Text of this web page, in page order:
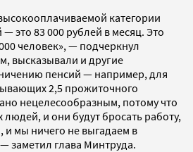
категории
это 83 000 рублей в месяц. Это
человек», — подчеркнул
высказывали и другие
пенсий — например, для
2,5 прожиточного
нецелесообразным, потому что
людей, и они будут бросать работу,
и мы ничего не выгадаем в
заметил глава Минтруда.